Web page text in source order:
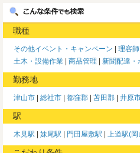
職種
その他イベント・キャンペーン 理容
土木・設備作業
商品管理 新聞配達・
勤務地
津山市 総社市 都窪郡 苫田郡 井原
駅
木見駅 妹尾駅 門田屋敷駅 上道駅(